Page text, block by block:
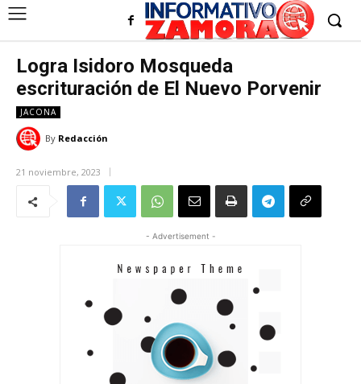
Logra Isidoro Mosqueda
escrituración de El Nuevo Porvenir
JACONA
By Redacción
21 noviembre, 2023
- Advertisement -